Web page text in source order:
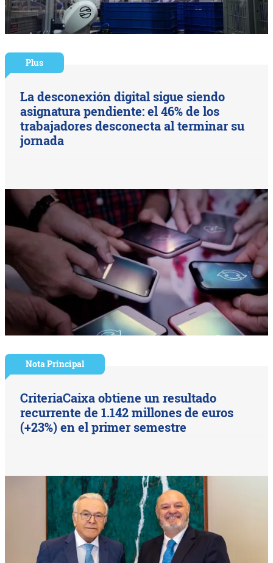
Plus
La desconexión digital sigue siendo
asignatura pendiente: el 46% de los
trabajadores desconecta al terminar su
jornada
Nota Principal
CriteriaCaixa obtiene un resultado
recurrente de 1.142 millones de euros
(+23%) en el primer semestre